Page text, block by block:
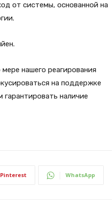
от системы, основанной на
нашего реагирования
на поддержке
наличие
Pinterest WhatsApp